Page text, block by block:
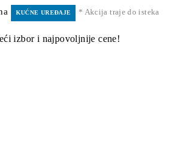
KUĆNE UREĐAJE
* Akcija traje do isteka
izbor i najpovoljnije cene!